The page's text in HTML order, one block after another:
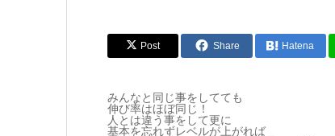
Post Share Hatena
みんなと同じ事をしてても
伸び率はほぼ同じ！
人とは違う事をして更に
基本を忘れずレベルが上がれば